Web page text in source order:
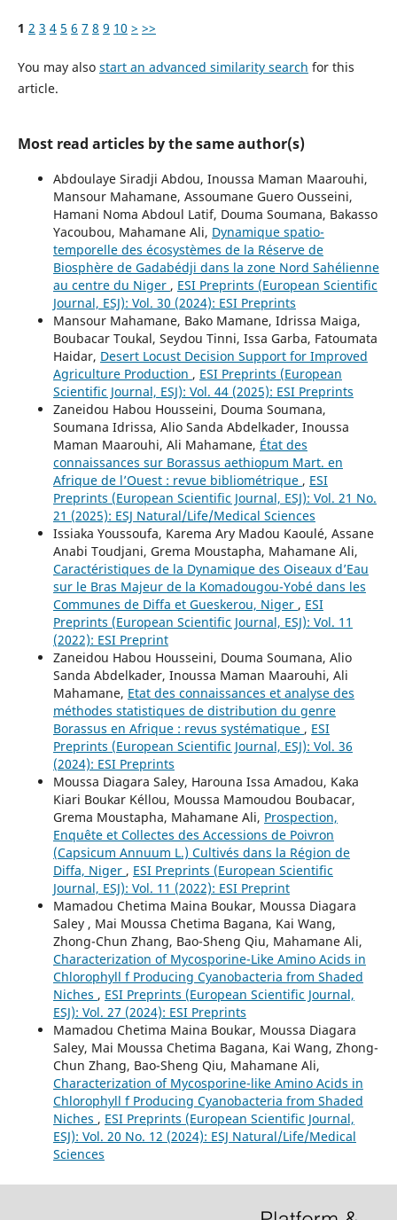
1 2 3 4 5 6 7 8 9 10 > >>
You may also start an advanced similarity search for this
article.
Most read articles by the same author(s)
Abdoulaye Siradji Abdou, Inoussa Maman Maarouhi,
Mansour Mahamane, Assoumane Guero Ousseini,
Hamani Noma Abdoul Latif, Douma Soumana, Bakasso
Yacoubou, Mahamane Ali, Dynamique spatio-
temporelle des écosystèmes de la Réserve de
Biosphère de Gadabédji dans la zone Nord Sahélienne
au centre du Niger , ESI Preprints (European Scientific
Journal, ESJ): Vol. 30 (2024): ESI Preprints
Mansour Mahamane, Bako Mamane, Idrissa Maiga,
Boubacar Toukal, Seydou Tinni, Issa Garba, Fatoumata
Haidar, Desert Locust Decision Support for Improved
Agriculture Production , ESI Preprints (European
Scientific Journal, ESJ): Vol. 44 (2025): ESI Preprints
Zaneidou Habou Housseini, Douma Soumana,
Soumana Idrissa, Alio Sanda Abdelkader, Inoussa
Maman Maarouhi, Ali Mahamane, État des
connaissances sur Borassus aethiopum Mart. en
Afrique de l’Ouest : revue bibliométrique , ESI
Preprints (European Scientific Journal, ESJ): Vol. 21 No.
21 (2025): ESJ Natural/Life/Medical Sciences
Issiaka Youssoufa, Karema Ary Madou Kaoulé, Assane
Anabi Toudjani, Grema Moustapha, Mahamane Ali,
Caractéristiques de la Dynamique des Oiseaux d’Eau
sur le Bras Majeur de la Komadougou-Yobé dans les
Communes de Diffa et Gueskerou, Niger , ESI
Preprints (European Scientific Journal, ESJ): Vol. 11
(2022): ESI Preprint
Zaneidou Habou Housseini, Douma Soumana, Alio
Sanda Abdelkader, Inoussa Maman Maarouhi, Ali
Mahamane, Etat des connaissances et analyse des
méthodes statistiques de distribution du genre
Borassus en Afrique : revus systématique , ESI
Preprints (European Scientific Journal, ESJ): Vol. 36
(2024): ESI Preprints
Moussa Diagara Saley, Harouna Issa Amadou, Kaka
Kiari Boukar Kéllou, Moussa Mamoudou Boubacar,
Grema Moustapha, Mahamane Ali, Prospection,
Enquête et Collectes des Accessions de Poivron
(Capsicum Annuum L.) Cultivés dans la Région de
Diffa, Niger , ESI Preprints (European Scientific
Journal, ESJ): Vol. 11 (2022): ESI Preprint
Mamadou Chetima Maina Boukar, Moussa Diagara
Saley , Mai Moussa Chetima Bagana, Kai Wang,
Zhong-Chun Zhang, Bao-Sheng Qiu, Mahamane Ali,
Characterization of Mycosporine-Like Amino Acids in
Chlorophyll f Producing Cyanobacteria from Shaded
Niches , ESI Preprints (European Scientific Journal,
ESJ): Vol. 27 (2024): ESI Preprints
Mamadou Chetima Maina Boukar, Moussa Diagara
Saley, Mai Moussa Chetima Bagana, Kai Wang, Zhong-
Chun Zhang, Bao-Sheng Qiu, Mahamane Ali,
Characterization of Mycosporine-like Amino Acids in
Chlorophyll f Producing Cyanobacteria from Shaded
Niches , ESI Preprints (European Scientific Journal,
ESJ): Vol. 20 No. 12 (2024): ESJ Natural/Life/Medical
Sciences